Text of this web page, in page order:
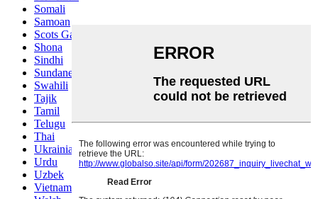
Somali
Samoan
Scots Gaelic
Shona
Sindhi
Sundanese
Swahili
Tajik
Tamil
Telugu
Thai
Ukrainian
Urdu
Uzbek
Vietnamese